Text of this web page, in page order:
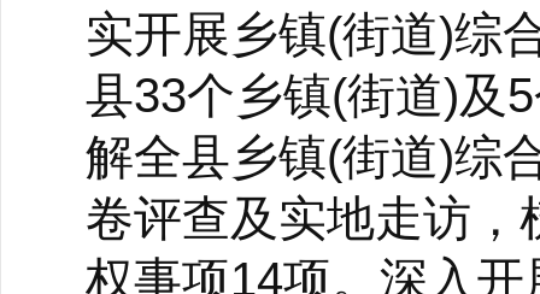
实开展乡镇(街道)综
县33个乡镇(街道)及
解全县乡镇(街道)综
卷评查及实地走访
权事项14项。深入